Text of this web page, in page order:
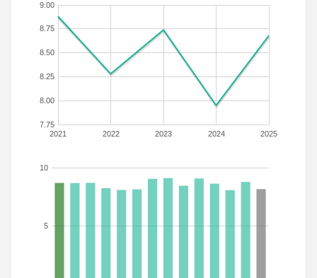
2021 2022 2023 2024 2025
7.75
8.00
8.25
8.50
8.75
9.00
5
10